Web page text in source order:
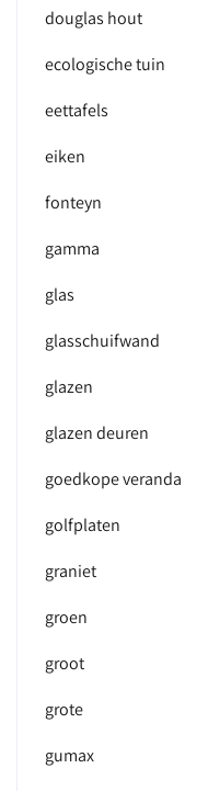
douglas hout
ecologische tuin
eettafels
eiken
fonteyn
gamma
glas
glasschuifwand
glazen
glazen deuren
goedkope veranda
golfplaten
graniet
groen
groot
grote
gumax